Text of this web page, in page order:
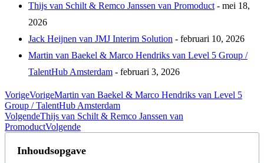
Thijs van Schilt & Remco Janssen van Promoduct - mei 18,
2026
Jack Heijnen van JMJ Interim Solution - februari 10, 2026
Martin van Baekel & Marco Hendriks van Level 5 Group /
TalentHub Amsterdam - februari 3, 2026
VorigeVorigeMartin van Baekel & Marco Hendriks van Level 5
Group / TalentHub Amsterdam
VolgendeThijs van Schilt & Remco Janssen van
PromoductVolgende
Inhoudsopgave